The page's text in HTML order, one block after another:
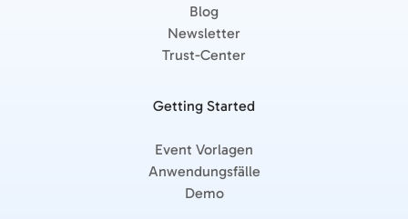
Blog
Newsletter
Trust-Center
Getting Started
Event Vorlagen
Anwendungsfälle
Demo